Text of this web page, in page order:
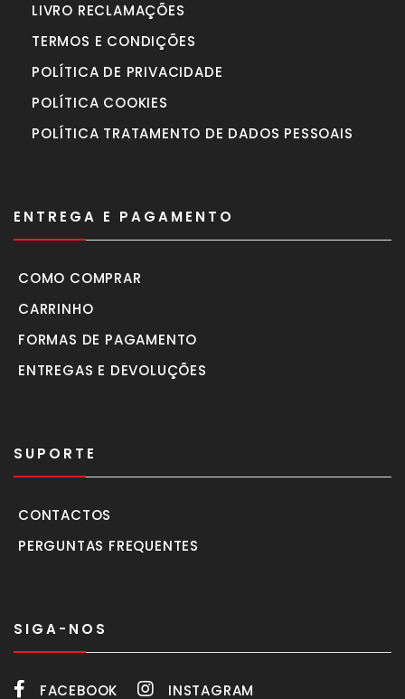
LIVRO RECLAMAÇÕES
TERMOS E CONDIÇÕES
POLÍTICA DE PRIVACIDADE
POLÍTICA COOKIES
POLÍTICA TRATAMENTO DE DADOS PESSOAIS
ENTREGA E PAGAMENTO
COMO COMPRAR
CARRINHO
FORMAS DE PAGAMENTO
ENTREGAS E DEVOLUÇÕES
SUPORTE
CONTACTOS
PERGUNTAS FREQUENTES
SIGA-NOS
FACEBOOK INSTAGRAM